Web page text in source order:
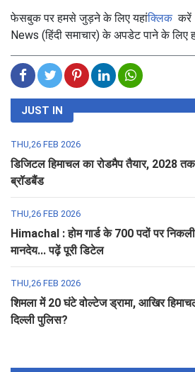
फेसबुक पर हमसे जुड़ने के लिए यहांक्लिककरें।
News (हिंदी समाचार) के अपडेट पाने के लिए
JUST IN
THU,26 FEB 2026
डिजिटल हिमाचल का रोडमैप तैयार, 2028 तक
ब्रॉडबैंड
THU,26 FEB 2026
Himachal : होम गार्ड के 700 पदों पर
मानदेय... पढ़ें पूरी डिटेल
THU,26 FEB 2026
शिमला में 20 घंटे वोल्टेज ड्रामा, आखिर
दिल्ली पुलिस?